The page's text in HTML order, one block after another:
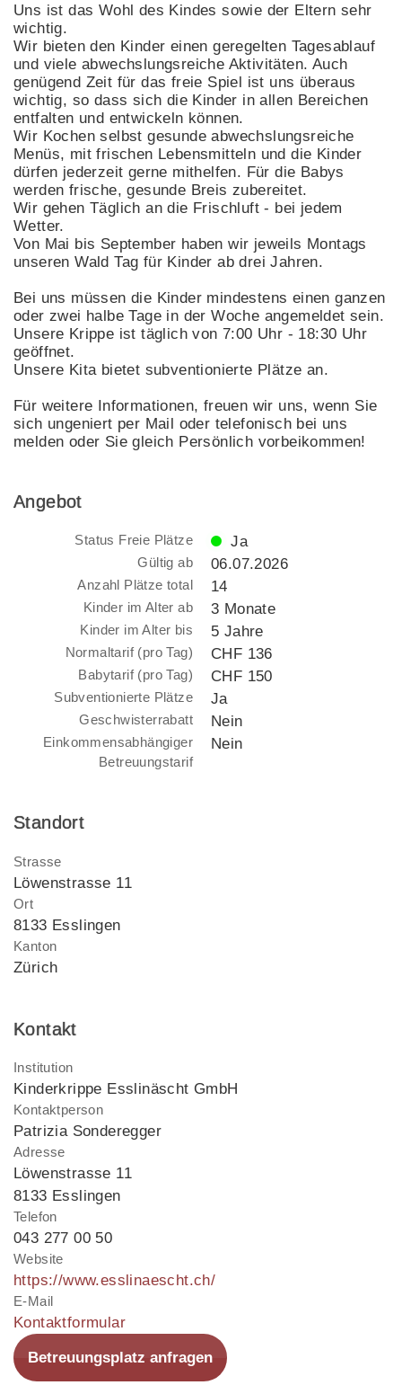
Uns ist das Wohl des Kindes sowie der Eltern sehr
wichtig.
Wir bieten den Kinder einen geregelten Tagesablauf
und viele abwechslungsreiche Aktivitäten. Auch
genügend Zeit für das freie Spiel ist uns überaus
wichtig, so dass sich die Kinder in allen Bereichen
entfalten und entwickeln können.
Wir Kochen selbst gesunde abwechslungsreiche
Menüs, mit frischen Lebensmitteln und die Kinder
dürfen jederzeit gerne mithelfen. Für die Babys
werden frische, gesunde Breis zubereitet.
Wir gehen Täglich an die Frischluft - bei jedem
Wetter.
Von Mai bis September haben wir jeweils Montags
unseren Wald Tag für Kinder ab drei Jahren.
Bei uns müssen die Kinder mindestens einen ganzen
oder zwei halbe Tage in der Woche angemeldet sein.
Unsere Krippe ist täglich von 7:00 Uhr - 18:30 Uhr
geöffnet.
Unsere Kita bietet subventionierte Plätze an.
Für weitere Informationen, freuen wir uns, wenn Sie
sich ungeniert per Mail oder telefonisch bei uns
melden oder Sie gleich Persönlich vorbeikommen!
Angebot
Status Freie Plätze Ja
Gültig ab 06.07.2026
Anzahl Plätze total 14
Kinder im Alter ab 3 Monate
Kinder im Alter bis 5 Jahre
Normaltarif (pro Tag) CHF 136
Babytarif (pro Tag) CHF 150
Subventionierte Plätze Ja
Geschwisterrabatt Nein
Einkommensabhängiger
Betreuungstarif
Nein
Standort
Strasse
Löwenstrasse 11
Ort
8133 Esslingen
Kanton
Zürich
Kontakt
Institution
Kinderkrippe Esslinäscht GmbH
Kontaktperson
Patrizia Sonderegger
Adresse
Löwenstrasse 11
8133 Esslingen
Telefon
043 277 00 50
Website
https://www.esslinaescht.ch/
E-Mail
Kontaktformular
Betreuungsplatz anfragen